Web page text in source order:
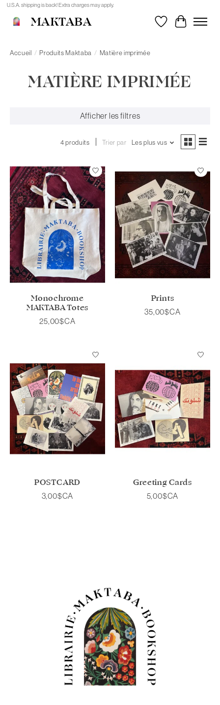
U.S.A. shipping is back! Extra charges may apply.
MAKTABA Liste de souhaits
Panier
Accueil / Produits Maktaba / Matière imprimée
MATIÈRE IMPRIMÉE
Afficher les filtres
4 produits Trier par Les plus vus
Monochrome
MAKTABA Totes
25,00$CA
Prints
35,00$CA
POSTCARD
3,00$CA
Greeting Cards
5,00$CA